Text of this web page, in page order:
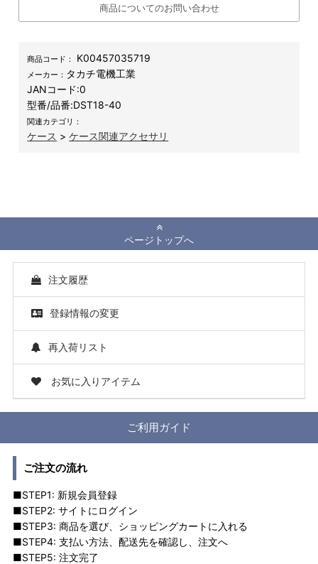
商品についてのお問い合わせ
商品コード： K00457035719
メーカー： タカチ電機工業
JANコード:0
型番/品番:DST18-40
関連カテゴリ：
ケース >ケース関連アクセサリ
ページトップへ
注文履歴
登録情報の変更
再入荷リスト
お気に入りアイテム
ご利用ガイド
ご注文の流れ
■STEP1: 新規会員登録
■STEP2: サイトにログイン
■STEP3: 商品を選び、ショッピングカートに入れる
■STEP4: 支払い方法、配送先を確認し、注文へ
■STEP5: 注文完了